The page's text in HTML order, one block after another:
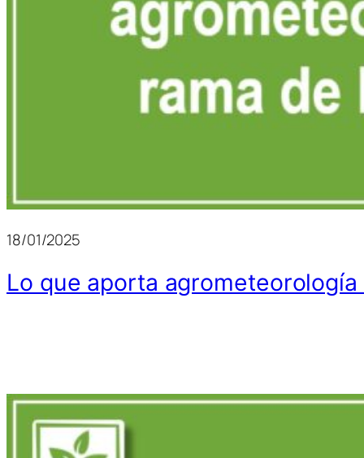
18/01/2025
Lo que aporta